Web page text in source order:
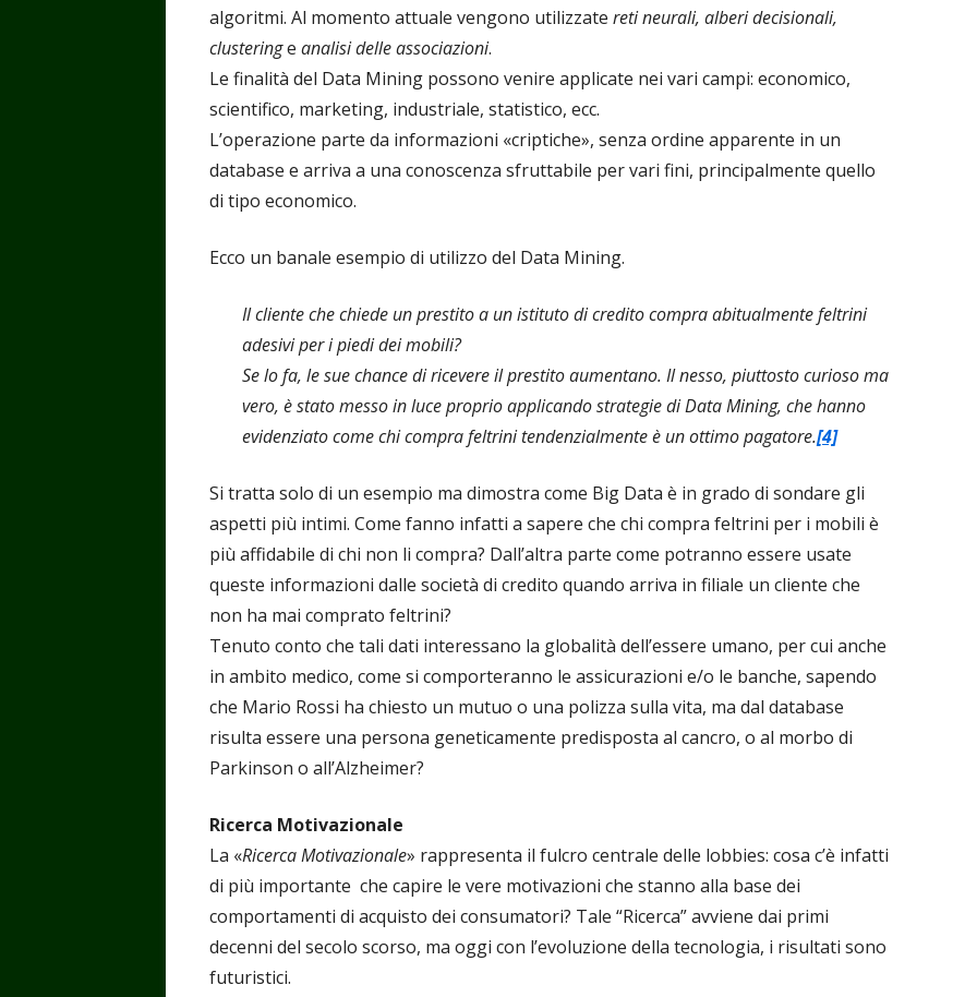
algoritmi. Al momento attuale vengono utilizzate reti neurali, alberi decisionali,
clusteringe analisi delle associazioni.
Le finalità del Data Mining possono venire applicate nei vari campi: economico,
scientifico, marketing, industriale, statistico, ecc.
L’operazione parte da informazioni «criptiche», senza ordine apparente in un
database e arriva a una conoscenza sfruttabile per vari fini, principalmente quello
di tipo economico.
Ecco un banale esempio di utilizzo del Data Mining.
Il cliente che chiede un prestito a un istituto di credito compra abitualmente feltrini
adesivi per i piedi dei mobili?
Se lo fa, le sue chance di ricevere il prestito aumentano. Il nesso, piuttosto curioso ma
vero, è stato messo in luce proprio applicando strategie di Data Mining, che hanno
evidenziato come chi compra feltrini tendenzialmente è un ottimo pagatore.[4]
Si tratta solo di un esempio ma dimostra come Big Data è in grado di sondare gli
aspetti più intimi. Come fanno infatti a sapere che chi compra feltrini per i mobili è
più affidabile di chi non li compra? Dall’altra parte come potranno essere usate
queste informazioni dalle società di credito quando arriva in filiale un cliente che
non ha mai comprato feltrini?
Tenuto conto che tali dati interessano la globalità dell’essere umano, per cui anche
in ambito medico, come si comporteranno le assicurazioni e/o le banche, sapendo
che Mario Rossi ha chiesto un mutuo o una polizza sulla vita, ma dal database
risulta essere una persona geneticamente predisposta al cancro, o al morbo di
Parkinson o all’Alzheimer?
Ricerca Motivazionale
La «Ricerca Motivazionale» rappresenta il fulcro centrale delle lobbies: cosa c’è infatti
di più importante che capire le vere motivazioni che stanno alla base dei
comportamenti di acquisto dei consumatori? Tale “Ricerca” avviene dai primi
decenni del secolo scorso, ma oggi con l’evoluzione della tecnologia, i risultati sono
futuristici.